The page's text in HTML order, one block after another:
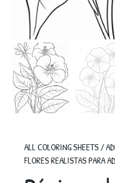
ALL COLORING SHEETS/
FLORES REALISTAS PARA